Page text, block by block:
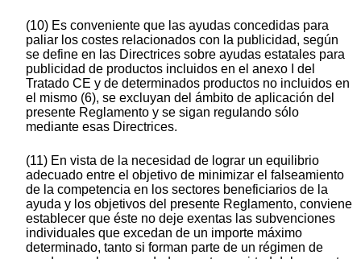
(10) Es conveniente que las ayudas concedidas para
paliar los costes relacionados con la publicidad, según
se define en las Directrices sobre ayudas estatales para
publicidad de productos incluidos en el anexo I del
Tratado CE y de determinados productos no incluidos en
el mismo (6), se excluyan del ámbito de aplicación del
presente Reglamento y se sigan regulando sólo
mediante esas Directrices.
(11) En vista de la necesidad de lograr un equilibrio
adecuado entre el objetivo de minimizar el falseamiento
de la competencia en los sectores beneficiarios de la
ayuda y los objetivos del presente Reglamento, conviene
establecer que éste no deje exentas las subvenciones
individuales que excedan de un importe máximo
determinado, tanto si forman parte de un régimen de